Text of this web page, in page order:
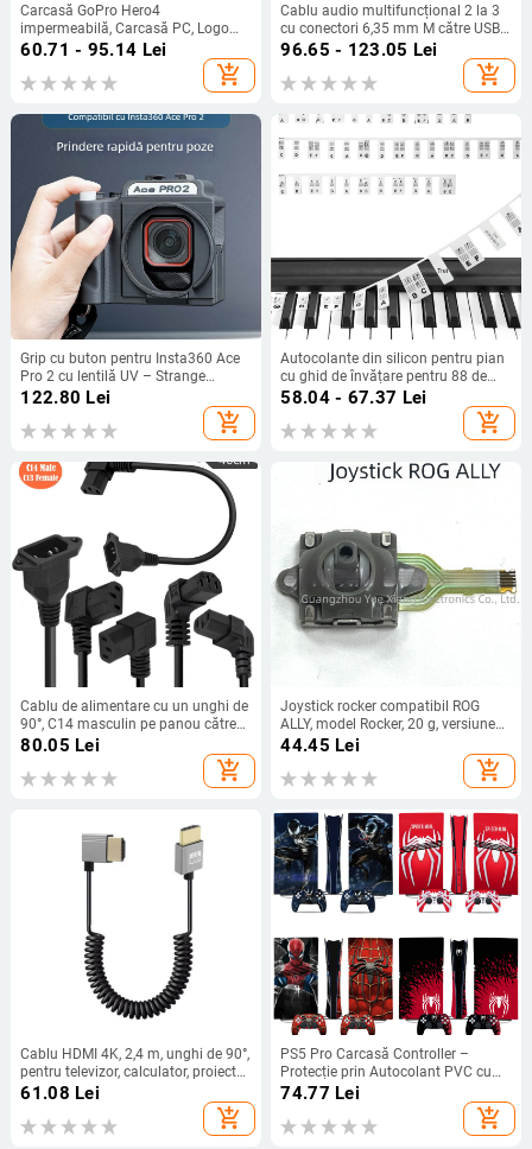
Carcasă GoPro Hero4
impermeabilă, Carcasă PC, Logo
imprimat, Potrivită pentru Hero4
60.71 - 95.14 Lei
add_shopping_cart
Cablu audio multifuncțional 2 la 3
cu conectori 6,35 mm M către USB-
C, 3,5 mm și Lightning
96.65 - 123.05 Lei
add_shopping_cart
Grip cu buton pentru Insta360 Ace
Pro 2 cu lentilă UV – Strange
Leaves
122.80 Lei
add_shopping_cart
Autocolante din silicon pentru pian
cu ghid de învățare pentru 88 de
taste
58.04 - 67.37 Lei
add_shopping_cart
Cablu de alimentare cu un unghi de
90°, C14 masculin pe panou către
C13 feminin, miez de cupru 0,75
80.05 Lei
add_shopping_cart
Joystick rocker compatibil ROG
ALLY, model Rocker, 20 g, versiune
simplificată
44.45 Lei
add_shopping_cart
Cablu HDMI 4K, 2,4 m, unghi de 90°,
pentru televizor, calculator, proiector
și cameră
61.08 Lei
add_shopping_cart
PS5 Pro Carcasă Controller –
Protecție prin Autocolant PVC cu
canale de aer, imprimare HD, folie
0.001 mm, personalizabil după
desene
74.77 Lei
add_shopping_cart